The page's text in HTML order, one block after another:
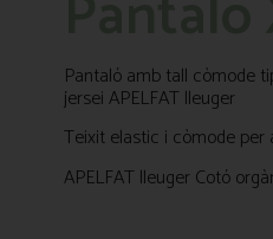
Pantaló amb tall còmode
jersei APELFAT lleuger
Teixit elastic i còmode
APELFAT lleuger Cotó